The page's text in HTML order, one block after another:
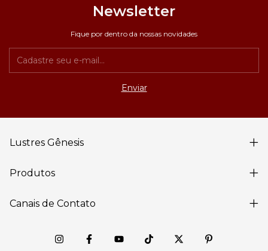
Newsletter
Fique por dentro da nossas novidades
Lustres Gênesis
Produtos
Canais de Contato